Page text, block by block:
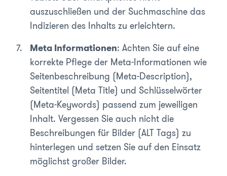
auszuschließen und der Suchmaschine das
Indizieren des Inhalts zu erleichtern.
Meta Informationen: Achten Sie auf eine
korrekte Pflege der Meta-Informationen wie
Seitenbeschreibung (Meta-Description),
Seitentitel (Meta Title) und Schlüsselwörter
(Meta-Keywords) passend zum jeweiligen
Inhalt. Vergessen Sie auch nicht die
Beschreibungen für Bilder (ALT Tags) zu
hinterlegen und setzen Sie auf den Einsatz
möglichst großer Bilder.